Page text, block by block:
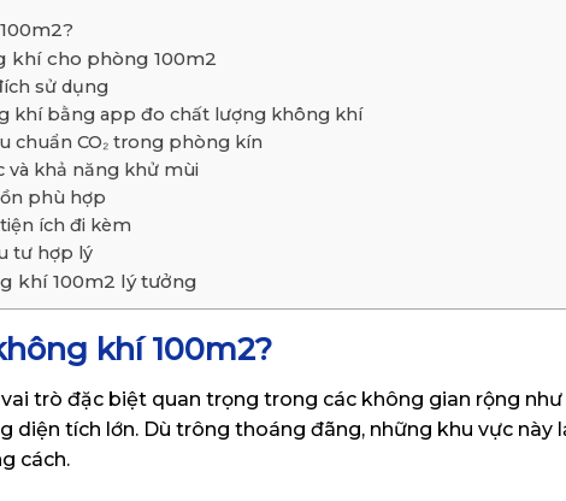
khí cho phòng 100m2
sử dụng
khí bằng app đo chất lượng không khí
chuẩn CO₂ trong phòng kín
và khả năng khử mùi
phù hợp
ích đi kèm
tư hợp lý
khí 100m2 lý tưởng
khí 100m2?
trò đặc biệt quan trọng trong các không gian rộng
diện tích lớn. Dù trông thoáng đãng, những khu vực này
cách.